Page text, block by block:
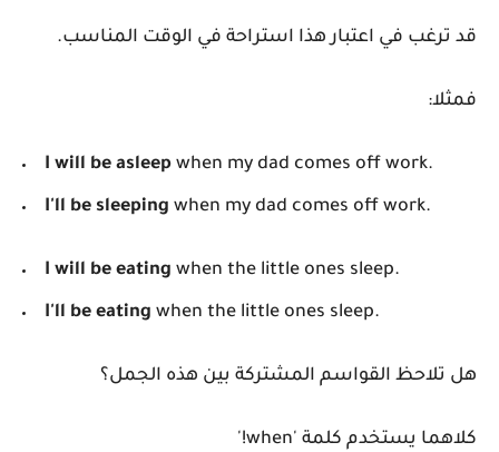
قد ترغب في اعتبار هذا استراحة في الوقت المناسب.
فمثلا:
I will be asleep when my dad comes off work.
I'll be sleeping when my dad comes off work.
I will be eating when the little ones sleep.
I'll be eating when the little ones sleep.
هل تلاحظ القواسم المشتركة بين هذه الجمل؟
كلاهما يستخدم كلمة 'when!'